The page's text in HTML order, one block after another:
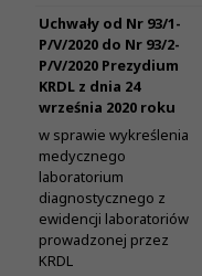
Uchwały od Nr 93/1-
P/V/2020 do Nr 93/2-
P/V/2020 Prezydium
KRDL z dnia 24
września 2020 roku
w sprawie wykreślenia
medycznego
laboratorium
diagnostycznego z
ewidencji laboratoriów
prowadzonej przez
KRDL